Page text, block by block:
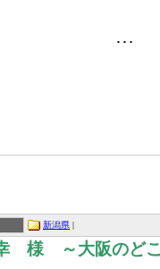
新潟県 |
様 ～大阪のどこ